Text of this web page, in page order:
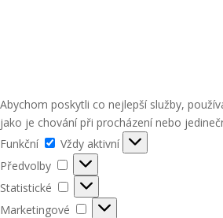
Abychom poskytli co nejlepší služby,
jako je chování při procházení nebo
Funkční
Funkční
Vždy aktivní
Předvolby
Předvolby
Statistické
Statistické
Marketingové
Marketingové